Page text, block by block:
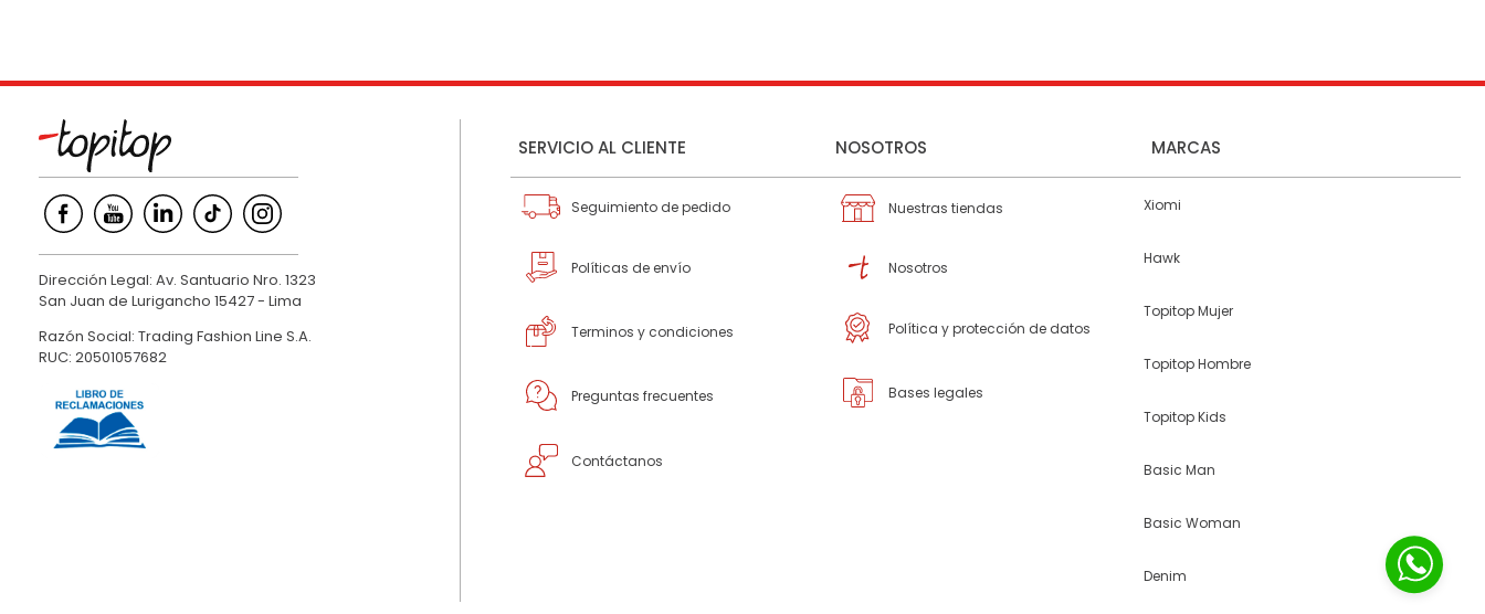
Dirección Legal: Av. Santuario Nro. 1323
San Juan de Lurigancho 15427 - Lima
Razón Social: Trading Fashion Line S.A.
RUC: 20501057682
SERVICIO AL CLIENTE
Seguimiento de pedido
Políticas de envío
Terminos y condiciones
Preguntas frecuentes
Contáctanos
NOSOTROS
Nuestras tiendas
Nosotros
Política y protección de datos
Bases legales
MARCAS
Xiomi
Hawk
Topitop Mujer
Topitop Hombre
Topitop Kids
Basic Man
Basic Woman
Denim